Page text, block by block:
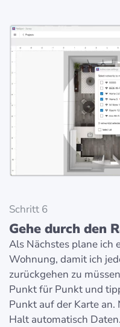
Schritt 6
Gehe durch den
Als Nächstes plane ich
Wohnung, damit ich
zurückgehen zu
Punkt für Punkt und
Punkt auf der Karte
Halt automatisch Daten.